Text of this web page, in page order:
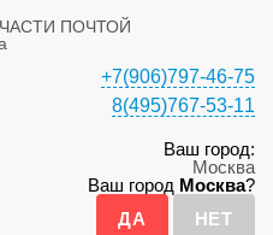
ПОЧТОЙ
+7(906)797-46-75
8(495)767-53-11
Ваш город:
Москва
Ваш город Москва?